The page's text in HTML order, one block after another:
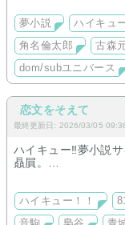
お相手は角名/古森/
夢小説 ハイキュ
角名倫太郎
古森
dom/subユニバース
恋文をそえて
最終更新日: 2026/03/05
ハイキュー‼夢小説
贔屓。
その他ハイキューシ
ハイキュー！！